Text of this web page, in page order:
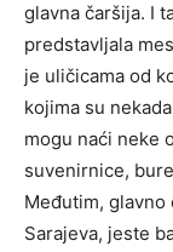
glavna čaršija. I
predstavljala
je uličicama od
kojima su
mogu naći neke
suvenirnice,
Međutim, glavno
Sarajeva, jeste